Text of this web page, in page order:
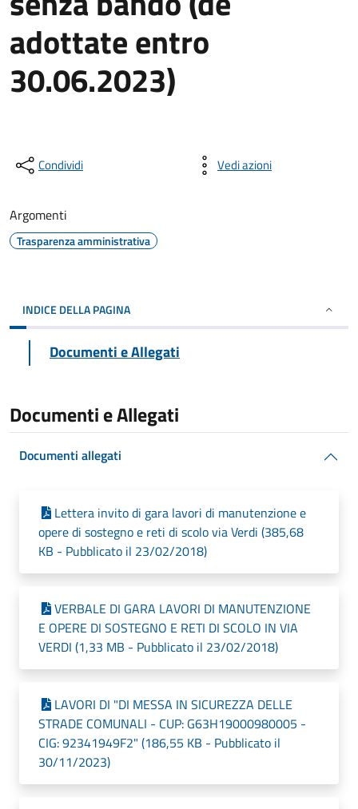
adottate entro
30.06.2023)
Condividi Vedi azioni
Argomenti
Trasparenza amministrativa
INDICE DELLA PAGINA
Documenti e Allegati
Documenti e Allegati
Documenti allegati
Lettera invito di gara lavori di manutenzione e
opere di sostegno e reti di scolo via Verdi (385,68
KB - Pubblicato il 23/02/2018)
VERBALE DI GARA LAVORI DI MANUTENZIONE
E OPERE DI SOSTEGNO E RETI DI SCOLO IN VIA
VERDI (1,33 MB - Pubblicato il 23/02/2018)
LAVORI DI "DI MESSA IN SICUREZZA DELLE
STRADE COMUNALI - CUP: G63H19000980005 -
CIG: 92341949F2" (186,55 KB - Pubblicato il
30/11/2023)